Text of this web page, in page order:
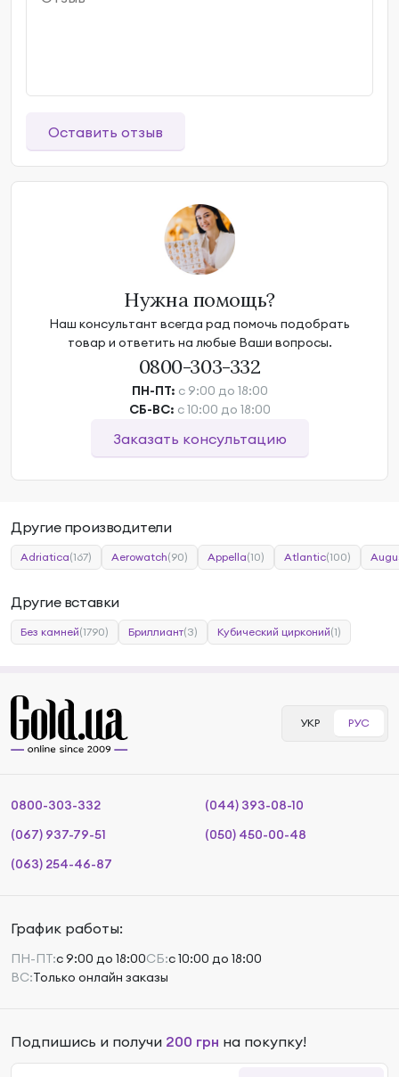
Оставить отзыв
Нужна помощь?
Наш консультант всегда рад помочь подобрать
товар и ответить на любые Ваши вопросы.
0800-303-332
ПН-ПТ: с 9:00 до 18:00
СБ-ВС: с 10:00 до 18:00
Заказать консультацию
Другие производители
Adriatica(167) Aerowatch(90) Appella(10) Atlantic(100)
Другие вставки
Без камней(1790) Бриллиант(3) Кубический цирконий(1)
УКР РУС
0800-303-332
(044) 393-08-10
(067) 937-79-51
(050) 450-00-48
(063) 254-46-87
График работы:
ПН-ПТ:с 9:00 до 18:00СБ:с 10:00 до 18:00
ВС:Только онлайн заказы
Подпишись и получи 200 грн на покупку!